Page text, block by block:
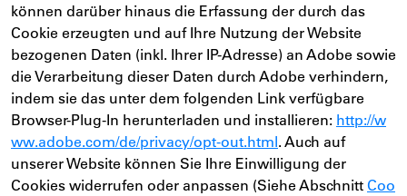
können darüber hinaus die Erfassung der durch das
Cookie erzeugten und auf Ihre Nutzung der Website
bezogenen Daten (inkl. Ihrer IP-Adresse) an Adobe sowie
die Verarbeitung dieser Daten durch Adobe verhindern,
indem sie das unter dem folgenden Link verfügbare
Browser-Plug-In herunterladen und installieren: http://w
ww.adobe.com/de/privacy/opt-out.html. Auch auf
unserer Website können Sie Ihre Einwilligung der
Cookies widerrufen oder anpassen (Siehe Abschnitt Coo